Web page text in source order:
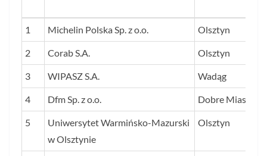
LP. NAZWA FIRMY SIEDZIBA
1 Michelin Polska Sp. z o.o. Olsztyn
2 Corab S.A. Olsztyn
3 WIPASZ S.A. Wadąg
4 Dfm Sp. z o.o. Dobre Miasto
5
Uniwersytet Warmińsko-Mazurski
w Olsztynie
Olsztyn